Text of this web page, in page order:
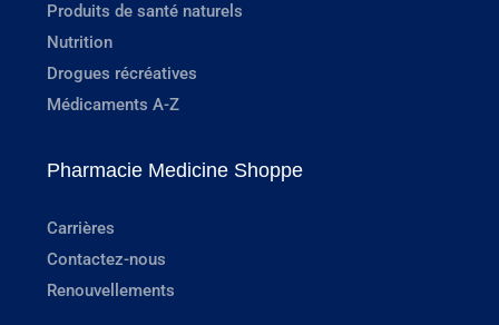
Produits de santé naturels
Nutrition
Drogues récréatives
Médicaments A-Z
Pharmacie Medicine Shoppe
Carrières
Contactez-nous
Renouvellements